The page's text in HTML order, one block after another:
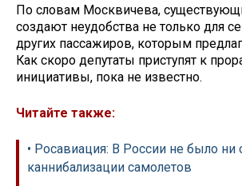
По словам Москвичева,
создают неудобства не только для
других пассажиров, которым
Как скоро депутаты приступят к
инициативы, пока не известно.
Читайте также:
• Росавиация: В России не было ни
каннибализации самолетов